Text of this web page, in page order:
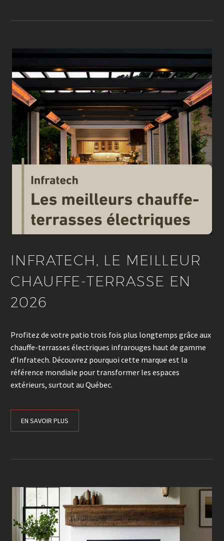
INFRATECH, LE MEILLEUR
CHAUFFE-TERRASSE EN
2026
Profitez de votre patio trois fois plus longtemps grâce aux
chauffe-terrasses électriques infrarouges haut de gamme
d’Infratech. Découvrez pourquoi cette marque est la
référence mondiale pour transformer les espaces
extérieurs, surtout au Québec.
EN SAVOIR PLUS